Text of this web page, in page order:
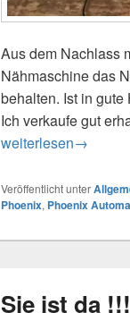
Aus dem Nachlass
Nähmaschine das
behalten. Ist in
Ich verkaufe gut
Phoenix Automatic
weiterlesen→
Veröffentlicht unter
Phoenix, Phoenix
Sie ist da